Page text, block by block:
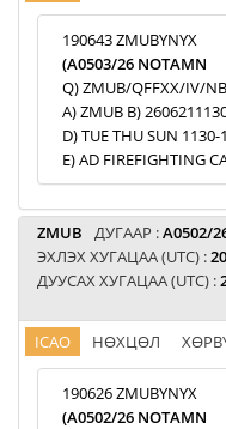
190643 ZMUBYNYX
(A0503/26 NOTAMN
Q) ZMUB/QFFXX/IV/
A) ZMUB B)
D) TUE THU SUN 1130-
E) AD FIREFIGHTING
ZMUB ДУГААР :A0502/
ЭХЛЭХ ХУГАЦАА (UTC) :
ДУУСАХ ХУГАЦАА (UTC) :
ICAO НӨХЦӨЛ
190626 ZMUBYNYX
(A0502/26 NOTAMN